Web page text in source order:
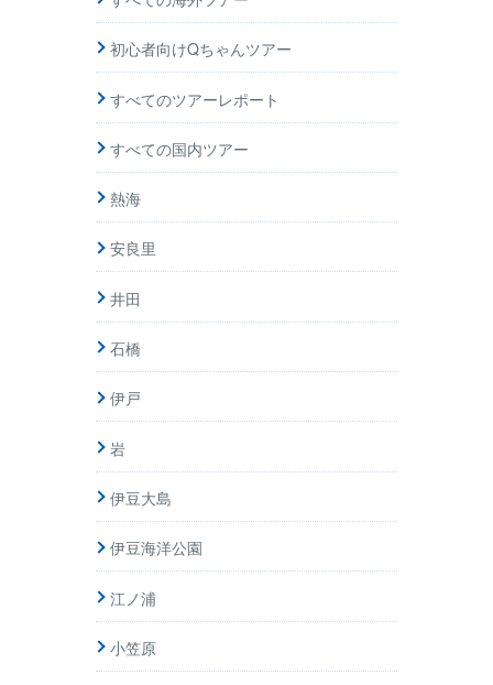
初心者向けQちゃんツアー
すべてのツアーレポート
すべての国内ツアー
熱海
安良里
井田
石橋
伊戸
岩
伊豆大島
伊豆海洋公園
江ノ浦
小笠原